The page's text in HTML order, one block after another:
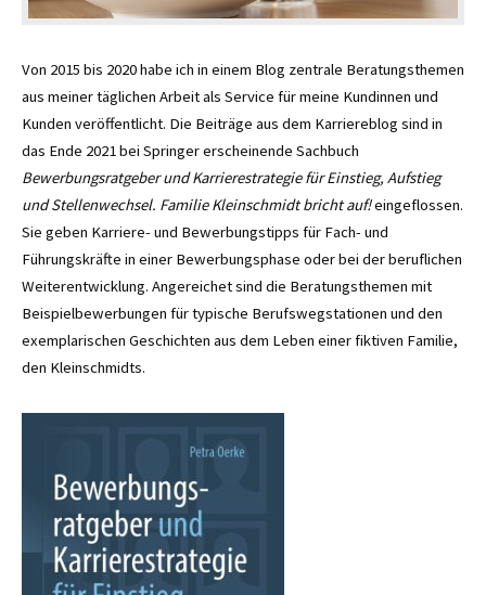
Von 2015 bis 2020 habe ich in einem Blog zentrale Beratungsthemen
aus meiner täglichen Arbeit als Service für meine Kundinnen und
Kunden veröffentlicht. Die Beiträge aus dem Karriereblog sind in
das Ende 2021 bei Springer erscheinende Sachbuch
Bewerbungsratgeber und Karrierestrategie für Einstieg, Aufstieg
und Stellenwechsel. Familie Kleinschmidt bricht auf!eingeflossen.
Sie geben Karriere- und Bewerbungstipps für Fach- und
Führungskräfte in einer Bewerbungsphase oder bei der beruflichen
Weiterentwicklung. Angereichet sind die Beratungsthemen mit
Beispielbewerbungen für typische Berufswegstationen und den
exemplarischen Geschichten aus dem Leben einer fiktiven Familie,
den Kleinschmidts.